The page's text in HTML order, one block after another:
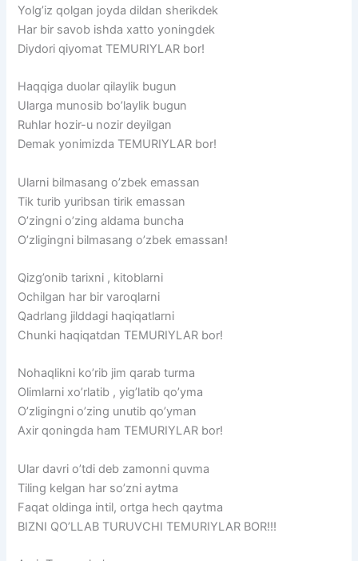
Yolg’iz qolgan joyda dildan sherikdek
Har bir savob ishda xatto yoningdek
Diydori qiyomat TEMURIYLAR bor!
Haqqiga duolar qilaylik bugun
Ularga munosib bo’laylik bugun
Ruhlar hozir-u nozir deyilgan
Demak yonimizda TEMURIYLAR bor!
Ularni bilmasang o’zbek emassan
Tik turib yuribsan tirik emassan
O’zingni o’zing aldama buncha
O’zligingni bilmasang o’zbek emassan!
Qizg’onib tarixni , kitoblarni
Ochilgan har bir varoqlarni
Qadrlang jilddagi haqiqatlarni
Chunki haqiqatdan TEMURIYLAR bor!
Nohaqlikni ko’rib jim qarab turma
Olimlarni xo’rlatib , yig’latib qo’yma
O’zligingni o’zing unutib qo’yman
Axir qoningda ham TEMURIYLAR bor!
Ular davri o’tdi deb zamonni quvma
Tiling kelgan har so’zni aytma
Faqat oldinga intil, ortga hech qaytma
BIZNI QO’LLAB TURUVCHI TEMURIYLAR BOR!!!